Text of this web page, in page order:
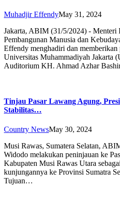
Muhadjir EffendyMay 31, 2024
Jakarta, ABIM (31/5/2024) - Menteri
Pembangunan Manusia dan
Effendy menghadiri dan memberikan
Universitas Muhammadiyah Jakarta
Auditorium KH. Ahmad Azhar
Tinjau Pasar Lawang Agung,
Stabilitas…
Country NewsMay 30, 2024
Musi Rawas, Sumatera Selatan,
Widodo melakukan peninjauan ke
Kabupaten Musi Rawas Utara
kunjungannya ke Provinsi Sumatra
Tujuan…